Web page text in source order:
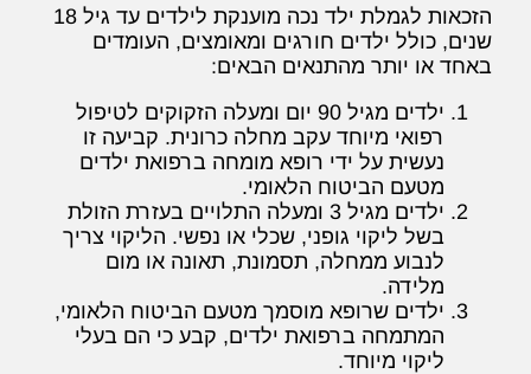
הזכאות לגמלת ילד נכה מוענקת לילדים עד גיל 18
שנים, כולל ילדים חורגים ומאומצים, העומדים
באחד או יותר מהתנאים הבאים:
ילדים מגיל 90 יום ומעלה הזקוקים לטיפול
רפואי מיוחד עקב מחלה כרונית. קביעה זו
נעשית על ידי רופא מומחה ברפואת ילדים
מטעם הביטוח הלאומי.
ילדים מגיל 3 ומעלה התלויים בעזרת הזולת
בשל ליקוי גופני, שכלי או נפשי. הליקוי צריך
לנבוע ממחלה, תסמונת, תאונה או מום
מלידה.
ילדים שרופא מוסמך מטעם הביטוח הלאומי,
המתמחה ברפואת ילדים, קבע כי הם בעלי
ליקוי מיוחד.